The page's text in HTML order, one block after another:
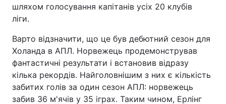
шляхом голосування капітанів усіх 20 клубів
ліги.
Варто відзначити, що це був дебютний сезон для
Холанда в АПЛ. Норвежець продемонстрував
фантастичні результати і встановив відразу
кілька рекордів. Найголовнішим з них є кількість
забитих голів за один сезон АПЛ: норвежець
забив 36 м'ячів у 35 іграх. Таким чином, Ерлінг